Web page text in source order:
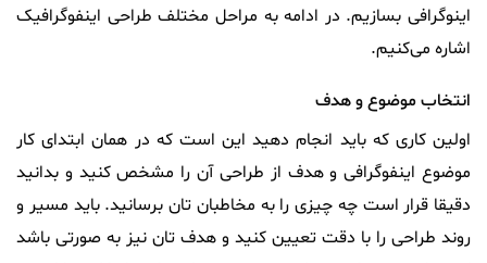
اینوگرافی بسازیم. در ادامه به مراحل مختلف طراحی اینفوگرافیک
اشاره می‌کنیم.
انتخاب موضوع و هدف
اولین کاری که باید انجام دهید این است که در همان ابتدای کار
موضوع اینفوگرافی و هدف از طراحی آن را مشخص کنید و بدانید
دقیقا قرار است چه چیزی را به مخاطبان‌ تان برسانید. باید مسیر و
روند طراحی را با دقت تعیین کنید و هدف‌ تان نیز به صورتی باشد